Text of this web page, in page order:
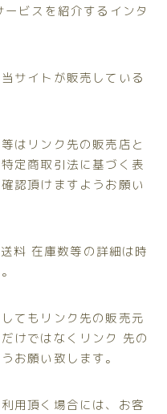
ビスを紹介するインタ
サイトが販売している
はリンク先の販売店と
定商取引法に基づく表
認頂けますようお願い
料 在庫数等の詳細は時
てもリンク先の販売元
けではなくリンク 先の
お願い致します。
用頂く場合には、お客